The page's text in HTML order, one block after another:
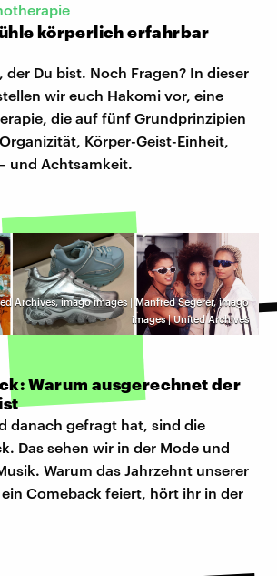
körperlich erfahrbar
der Du bist. Noch Fragen? In dieser
wir euch Hakomi vor, eine
die auf fünf Grundprinzipien
Körper-Geist-Einheit,
und Achtsamkeit.
Archives, imago images | Manfred Segerer, imago
images | United Archives
Warum ausgerechnet der
danach gefragt hat, sind die
Das sehen wir in der Mode und
Warum das Jahrzehnt unserer
Comeback feiert, hört ihr in der